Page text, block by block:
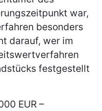
war,
besonders
darauf, wer im
festgestellt
EUR –